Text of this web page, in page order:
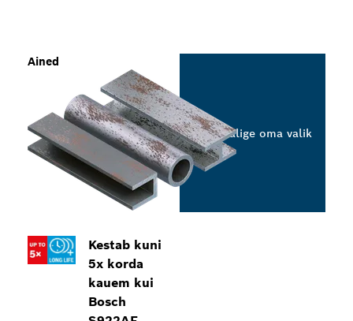
Kestab kuni
5x korda
kauem kui
Bosch
Ained
Valige oma valik